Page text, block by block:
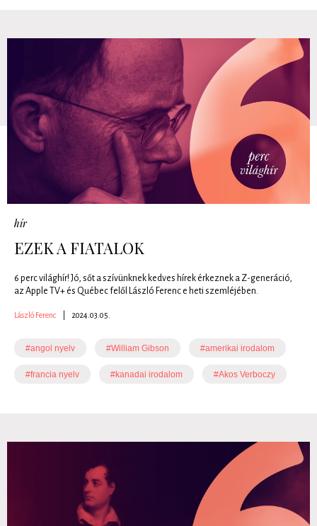
hír
EZEK A FIATALOK
6 perc világhír! Jó, sőt a szívünknek kedves hírek érkeznek a Z-generáció,
az Apple TV+ és Québec felől László Ferenc e heti szemléjében.
László Ferenc 2024.03.05.
#angol nyelv #William Gibson #amerikai irodalom
#francia nyelv #kanadai irodalom #Akos Verboczy